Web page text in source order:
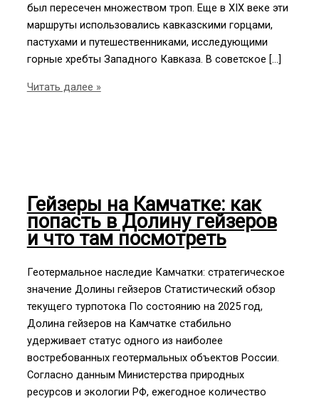
был пересечен множеством троп. Еще в XIX веке эти
маршруты использовались кавказскими горцами,
пастухами и путешественниками, исследующими
горные хребты Западного Кавказа. В советское […]
Лучшие
живописных
окрестностях
города
Читать далее »
Гейзеры на Камчатке: как
попасть в Долину гейзеров
и что там посмотреть
Геотермальное наследие Камчатки: стратегическое
значение Долины гейзеров Статистический обзор
текущего турпотока По состоянию на 2025 год,
Долина гейзеров на Камчатке стабильно
удерживает статус одного из наиболее
востребованных геотермальных объектов России.
Согласно данным Министерства природных
ресурсов и экологии РФ, ежегодное количество